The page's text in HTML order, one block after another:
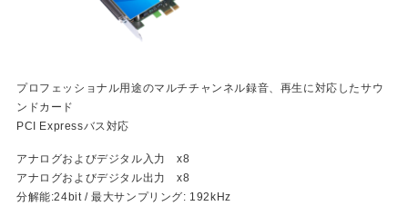
プロフェッショナル用途のマルチチャンネル録音、再生に対応したサウ
ンドカード
PCI Expressバス対応
アナログおよびデジタル入力 x8
アナログおよびデジタル出力 x8
分解能:24bit / 最大サンプリング: 192kHz